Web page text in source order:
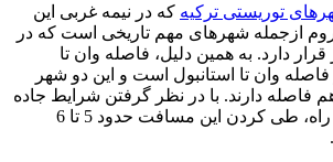
توریستی ترکیه که در نیمه غربی این
ازجمله شهرهای مهم تاریخی است که در
دارد. به همین دلیل، فاصله وان تا
فاصله وان تا استانبول است و این دو شهر
از هم فاصله دارند. با در نظر گرفتن شرایط جاده
و زمان استراحت بین راه، طی کردن این مسافت حدود 5 تا 6